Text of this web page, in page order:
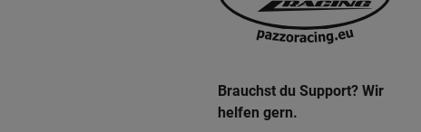
Brauchst du Support? Wir
helfen gern.